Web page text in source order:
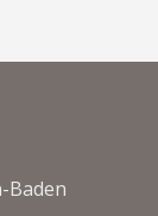
Baden